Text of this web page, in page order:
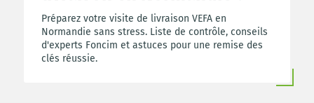
Préparez votre visite de livraison VEFA en
Normandie sans stress. Liste de contrôle, conseils
d'experts Foncim et astuces pour une remise des
clés réussie.